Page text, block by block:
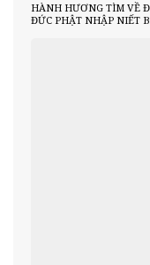
HÀNH HƯƠNG TÌM VỀ
ĐỨC PHẬT NHẬP NIẾT